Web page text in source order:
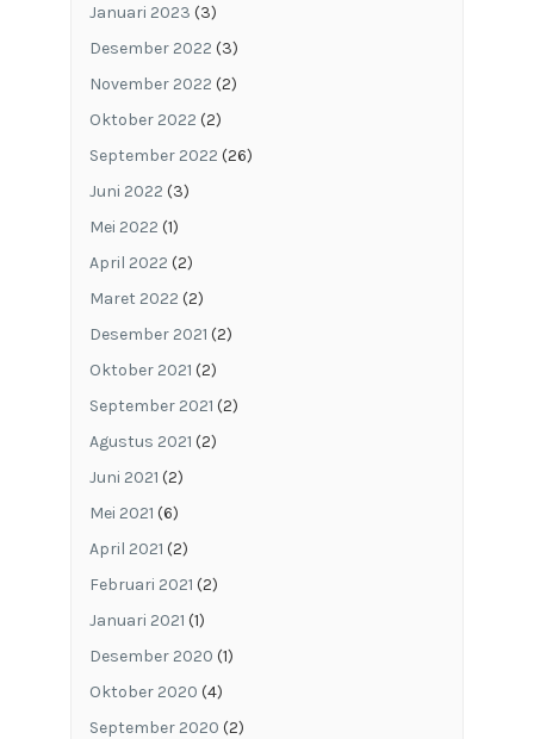
Januari 2023 (3)
Desember 2022 (3)
November 2022 (2)
Oktober 2022 (2)
September 2022 (26)
Juni 2022 (3)
Mei 2022 (1)
April 2022 (2)
Maret 2022 (2)
Desember 2021 (2)
Oktober 2021 (2)
September 2021 (2)
Agustus 2021 (2)
Juni 2021 (2)
Mei 2021 (6)
April 2021 (2)
Februari 2021 (2)
Januari 2021 (1)
Desember 2020 (1)
Oktober 2020 (4)
September 2020 (2)